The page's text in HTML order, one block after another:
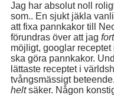
Jag har absolut noll
som.. En sjukt jäkla
att fixa pannkakor till
förundras över att jag
möjligt, googlar
ska göra pannkakor.
lättaste receptet i
tvångsmässigt
heltsäker. Någon